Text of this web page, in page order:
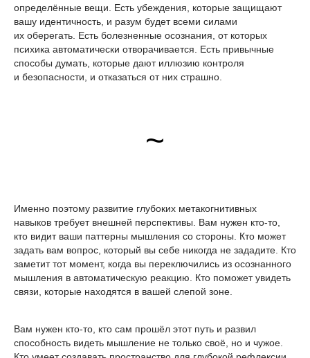
определённые вещи. Есть убеждения, которые защищают
вашу идентичность, и разум будет всеми силами
их оберегать. Есть болезненные осознания, от которых
психика автоматически отворачивается. Есть привычные
способы думать, которые дают иллюзию контроля
и безопасности, и отказаться от них страшно.
~
Именно поэтому развитие глубоких метакогнитивных
навыков требует внешней перспективы. Вам нужен кто-то,
кто видит ваши паттерны мышления со стороны. Кто может
задать вам вопрос, который вы себе никогда не зададите. Кто
заметит тот момент, когда вы переключились из осознанного
мышления в автоматическую реакцию. Кто поможет увидеть
связи, которые находятся в вашей слепой зоне.
Вам нужен кто-то, кто сам прошёл этот путь и развил
способность видеть мышление не только своё, но и чужое.